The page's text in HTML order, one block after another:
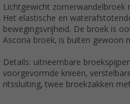
Lichtgewicht zomerwandelbroek
Het elastische en
bewegingsvrijheid. De broek is
Ascona broek, is buiten gewoon
Details: uitneembare
voorgevormde knieën,
ritssluiting, twee broekzakken